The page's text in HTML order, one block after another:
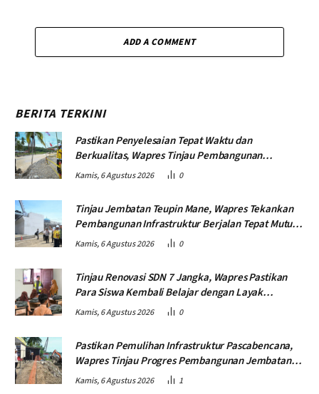
ADD A COMMENT
BERITA TERKINI
Pastikan Penyelesaian Tepat Waktu dan
Berkualitas, Wapres Tinjau Pembangunan
Jembatan Lumut
Kamis, 6 Agustus 2026 0
Tinjau Jembatan Teupin Mane, Wapres Tekankan
Pembangunan Infrastruktur Berjalan Tepat Mutu
dan Tepat Waktu
Kamis, 6 Agustus 2026 0
Tinjau Renovasi SDN 7 Jangka, Wapres Pastikan
Para Siswa Kembali Belajar dengan Layak
Pascabencana
Kamis, 6 Agustus 2026 0
Pastikan Pemulihan Infrastruktur Pascabencana,
Wapres Tinjau Progres Pembangunan Jembatan
Krueng Tingkeum Bireuen
Kamis, 6 Agustus 2026 1